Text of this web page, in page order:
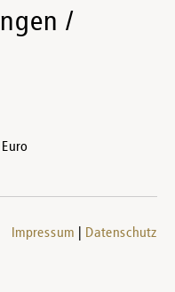
/
Impressum Datenschutz